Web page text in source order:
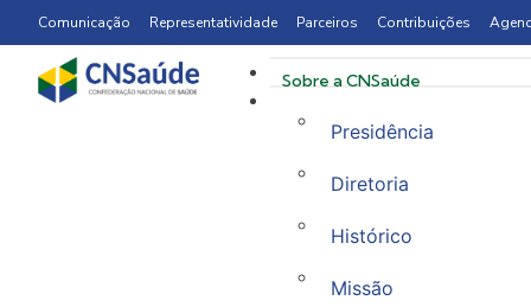
Comunicação Representatividade Parceiros Contribuições
Sobre a CNSaúde
Presidência
Diretoria
Histórico
Missão